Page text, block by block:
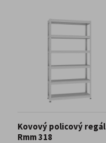
Kovový policový regál
Rmm 318